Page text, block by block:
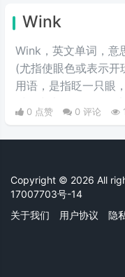
Wink
Wink，英文单词，意
(尤指使眼色或表示开
用语，是指眨一只眼
动图，大概就是这个
情包。
0 点赞 0 评论
Copyright © 2026 All
17007703号-14
关于我们
用户协议 隐